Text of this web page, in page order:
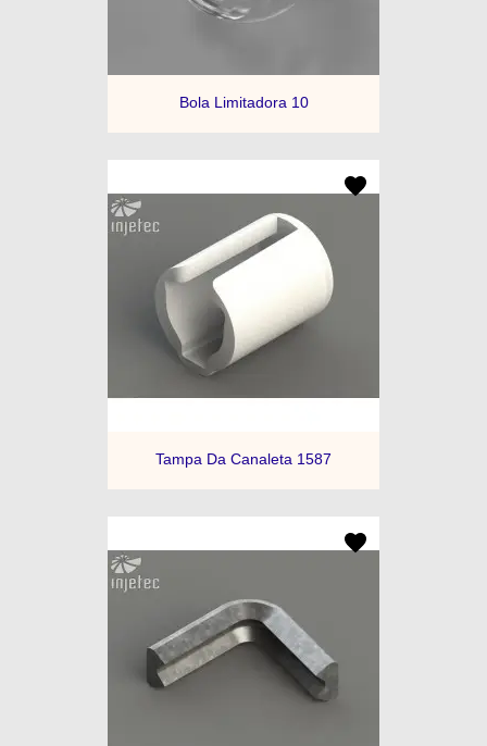
Bola Limitadora 10
Tampa Da Canaleta 1587